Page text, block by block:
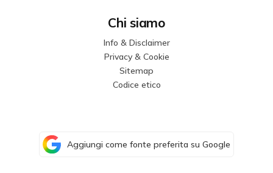
Chi siamo
Info & Disclaimer
Privacy & Cookie
Sitemap
Codice etico
Aggiungi come fonte preferita su Google